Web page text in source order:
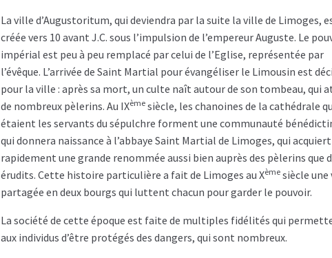
La ville d’Augustoritum, qui deviendra par la suite la ville de Limoges,
créée vers 10 avant J.C. sous l’impulsion de l’empereur Auguste. Le
impérial est peu à peu remplacé par celui de l’Eglise, représentée par
l’évêque. L’arrivée de Saint Martial pour évangéliser le Limousin est
pour la ville : après sa mort, un culte naît autour de son tombeau, qui
de nombreux pèlerins. Au IXème siècle, les chanoines de la cathédrale
étaient les servants du sépulchre forment une communauté
qui donnera naissance à l’abbaye Saint Martial de Limoges, qui acquiert
rapidement une grande renommée aussi bien auprès des pèlerins que
érudits. Cette histoire particulière a fait de Limoges au Xème siècle une
partagée en deux bourgs qui luttent chacun pour garder le pouvoir.
La société de cette époque est faite de multiples fidélités qui
aux individus d’être protégés des dangers, qui sont nombreux.